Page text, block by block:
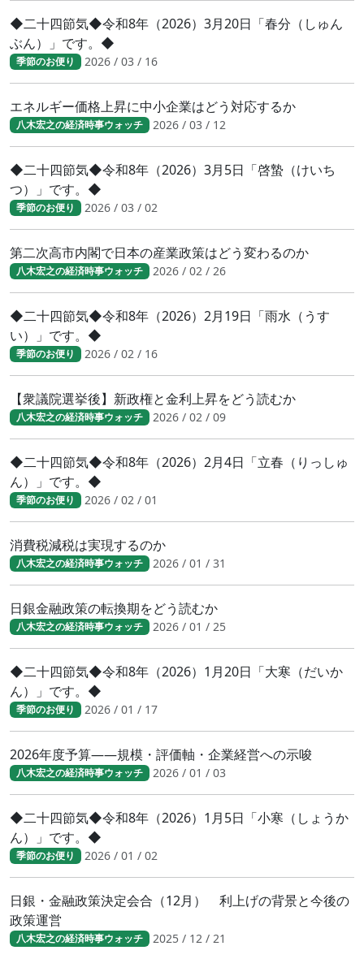
◆二十四節気◆令和8年（2026）3月20日「春分（しゅん
ぶん）」です。◆
季節のお便り 2026 / 03 / 16
エネルギー価格上昇に中小企業はどう対応するか
八木宏之の経済時事ウォッチ 2026 / 03 / 12
◆二十四節気◆令和8年（2026）3月5日「啓蟄（けいち
つ）」です。◆
季節のお便り 2026 / 03 / 02
第二次高市内閣で日本の産業政策はどう変わるのか
八木宏之の経済時事ウォッチ 2026 / 02 / 26
◆二十四節気◆令和8年（2026）2月19日「雨水（うす
い）」です。◆
季節のお便り 2026 / 02 / 16
【衆議院選挙後】新政権と金利上昇をどう読むか
八木宏之の経済時事ウォッチ 2026 / 02 / 09
◆二十四節気◆令和8年（2026）2月4日「立春（りっしゅ
ん）」です。◆
季節のお便り 2026 / 02 / 01
消費税減税は実現するのか
八木宏之の経済時事ウォッチ 2026 / 01 / 31
日銀金融政策の転換期をどう読むか
八木宏之の経済時事ウォッチ 2026 / 01 / 25
◆二十四節気◆令和8年（2026）1月20日「大寒（だいか
ん）」です。◆
季節のお便り 2026 / 01 / 17
2026年度予算――規模・評価軸・企業経営への示唆
八木宏之の経済時事ウォッチ 2026 / 01 / 03
◆二十四節気◆令和8年（2026）1月5日「小寒（しょうか
ん）」です。◆
季節のお便り 2026 / 01 / 02
日銀・金融政策決定会合（12月） 利上げの背景と今後の
政策運営
八木宏之の経済時事ウォッチ 2025 / 12 / 21